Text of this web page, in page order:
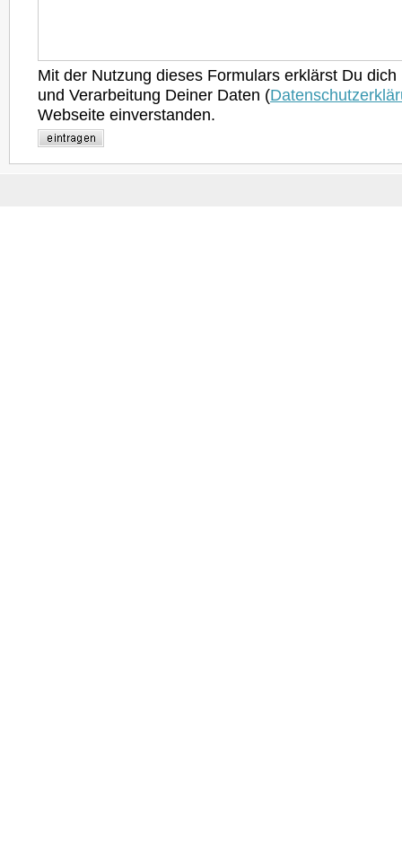
Mit der Nutzung dieses Formulars erklärst Du
und Verarbeitung Deiner Daten (
Webseite einverstanden.